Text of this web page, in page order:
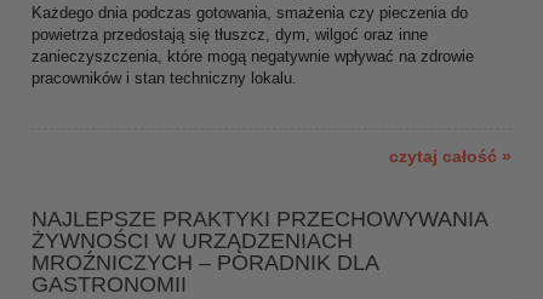
Każdego dnia podczas gotowania, smażenia czy pieczenia do
powietrza przedostają się tłuszcz, dym, wilgoć oraz inne
zanieczyszczenia, które mogą negatywnie wpływać na zdrowie
pracowników i stan techniczny lokalu.
czytaj całość »
NAJLEPSZE PRAKTYKI PRZECHOWYWANIA
ŻYWNOŚCI W URZĄDZENIACH
MROŹNICZYCH – PORADNIK DLA
GASTRONOMII